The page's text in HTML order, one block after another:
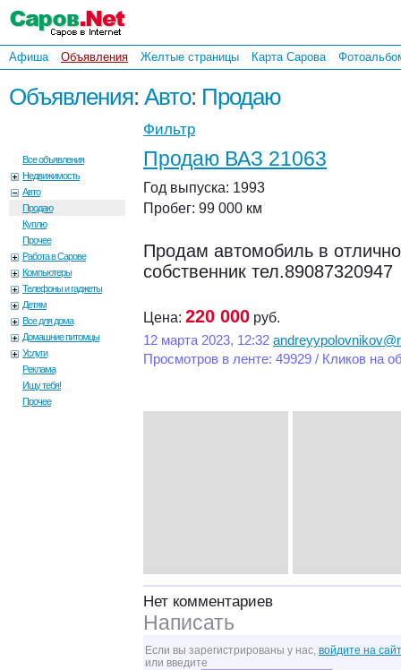
Афиша Объявления Желтые страницы Карта Сарова
Объявления: Авто: Продаю
Все объявления
Недвижимость
Авто
Продаю
Куплю
Прочее
Работа в Сарове
Компьютеры
Телефоны и гаджеты
Детям
Все для дома
Домашние питомцы
Услуги
Реклама
Ищу тебя!
Прочее
Фильтр
Продаю ВАЗ 21063
Год выпуска: 1993
Пробег: 99 000 км
Продам автомобиль в
собственник тел.89087320947
Цена: 220 000 руб.
12 марта 2023, 12:32
Просмотров в ленте: 49929 / Кликов на
Нет комментариев
Написать
Если вы зарегистрированы у нас, войдите на сайт
или введите